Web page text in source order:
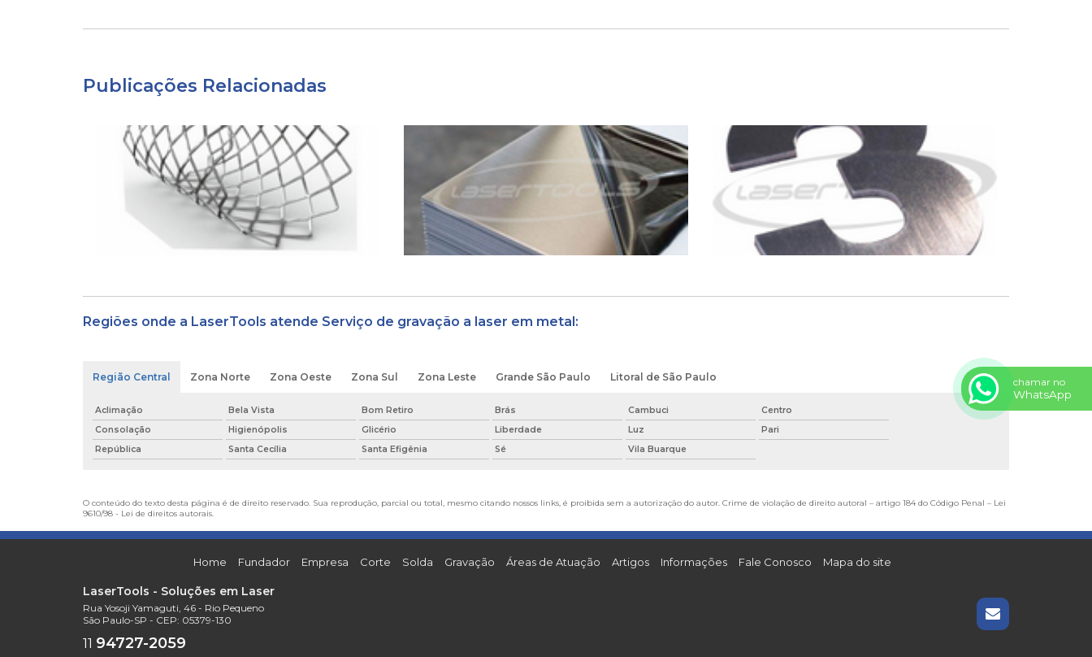
Publicações Relacionadas
Regiões onde a LaserTools atende Serviço de gravação a laser em metal:
Região Central Zona Norte Zona Oeste Zona Sul Zona Leste Grande São Paulo Litoral de São Paulo
Aclimação Bela Vista Bom Retiro Brás Cambuci
Centro
Consolação
Higienópolis Glicério Liberdade Luz
Pari
República
Santa Cecília Santa Efigênia Sé Vila Buarque
O conteúdo do texto desta página é de direito reservado. Sua reprodução, parcial ou total, mesmo citando nossos links, é proibida sem a autorização do autor. Crime de violação de direito autoral – artigo 184 do Código Penal – Lei
9610/98 - Lei de direitos autorais.
Home Fundador Empresa Corte Solda Gravação Áreas de Atuação Artigos Informações Fale Conosco Mapa do site
LaserTools - Soluções em Laser
Rua Yosoji Yamaguti, 46 - Rio Pequeno
São Paulo-SP - CEP: 05379-130
11 94727-2059
chamar no
WhatsApp